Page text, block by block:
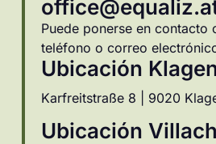
Puede ponerse en contacto
teléfono o correo
Ubicación
Karfreitstraße 8 | 9020
Ubicación Villach